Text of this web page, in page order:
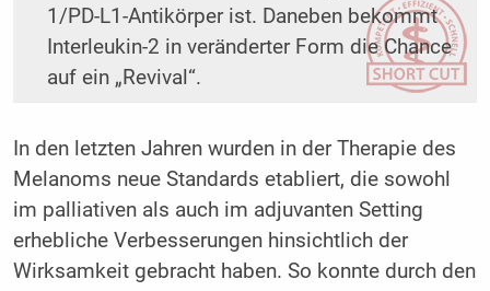
1/PD-L1-Antikörper ist. Daneben bekommt
Interleukin-2 in veränderter Form die Chance
auf ein „Revival“.
In den letzten Jahren wurden in der Therapie des
Melanoms neue Standards etabliert, die sowohl
im palliativen als auch im adjuvanten Setting
erhebliche Verbesserungen hinsichtlich der
Wirksamkeit gebracht haben. So konnte durch den